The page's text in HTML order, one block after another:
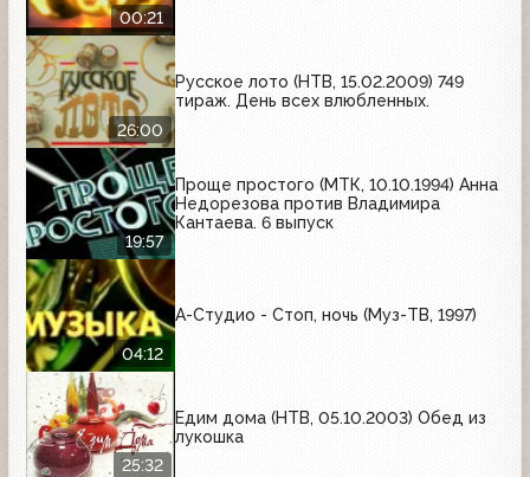
00:21
26:00
Русское лото (НТВ, 15.02.2009) 749
тираж. День всех влюбленных.
19:57
Проще простого (МТК, 10.10.1994) Анна
Недорезова против Владимира
Кантаева. 6 выпуск
04:12
А-Студио - Стоп, ночь (Муз-ТВ, 1997)
25:32
Едим дома (НТВ, 05.10.2003) Обед из
лукошка